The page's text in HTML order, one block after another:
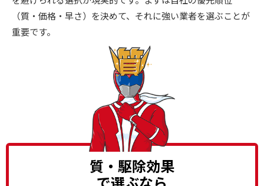
（質・価格・早さ）を決めて、それに強い業者を選ぶことが
重要です。
質・駆除効果